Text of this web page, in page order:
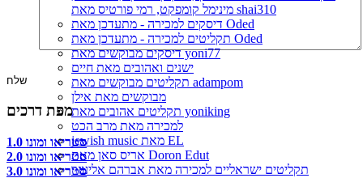
מינימל קומפקט, רמי פורטיס מאת shai310
דיסקים למכירה - מתעדכן מאת Oded
תקליטים למכירה - מתעדכן מאת Oded
דיסקים מבוקשים מאת yoni77
ישנים ואהובים מאת חיים
תקליטים מבוקשים מאת adampom
מבוקשים מאת אילן
תקליטים אהובים מאת yoniking
למכירה מאת מרב הכט
jewish music מאת EL
אריס סאן מאת Doron Edut
תקליטים ישראליים למכירה מאת אברהם אליעזר
מפת דרכים
סטריאו ומונו 1.0
סטריאו ומונו 2.0
סטריאו ומונו 3.0